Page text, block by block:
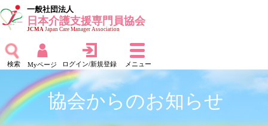
一般社団法人
日本介護支援専門員協会
JCMAJapan Care Manager Association
検索 Myページ ログイン/新規登録 メニュー
協会からのお知らせ